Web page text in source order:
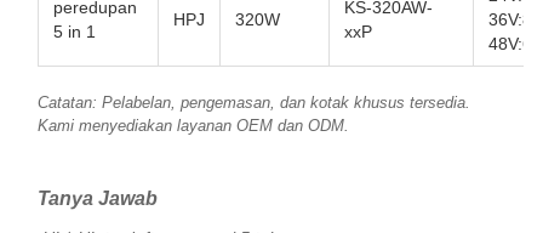
peredupan
5 in 1
HPJ 320W
KS-320AW-
xxP
Catatan: Pelabelan, pengemasan, dan kotak khusus tersedia.
Kami menyediakan layanan OEM dan ODM.
Tanya Jawab